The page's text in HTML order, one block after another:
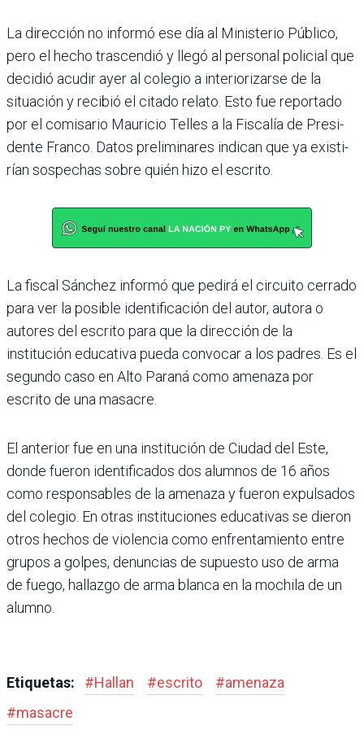
La dirección no informó ese día al Ministerio Público,
pero el hecho trascendió y llegó al personal policial que
decidió acudir ayer al cole­gio a interiorizarse de la
situación y recibió el citado relato. Esto fue reportado
por el comisario Mauricio Telles a la Fiscalía de Presi­
dente Franco. Datos prelimi­nares indican que ya existi­
rían sospechas sobre quién hizo el escrito.
La fiscal Sánchez informó que pedirá el circuito cerrado
para ver la posi­ble identificación del autor, autora o
autores del escrito para que la dirección de la
institución educativa pueda convocar a los padres. Es el
segundo caso en Alto Paraná como amenaza por
escrito de una masacre.
El anterior fue en una ins­titución de Ciudad del Este,
donde fueron identificados dos alumnos de 16 años
como responsables de la amenaza y fueron expulsados
del cole­gio. En otras instituciones educativas se dieron
otros hechos de violencia como enfrentamiento entre
gru­pos a golpes, denuncias de supuesto uso de arma
de fuego, hallazgo de arma blanca en la mochila de un
alumno.
Etiquetas: #Hallan #escrito #amenaza
#masacre